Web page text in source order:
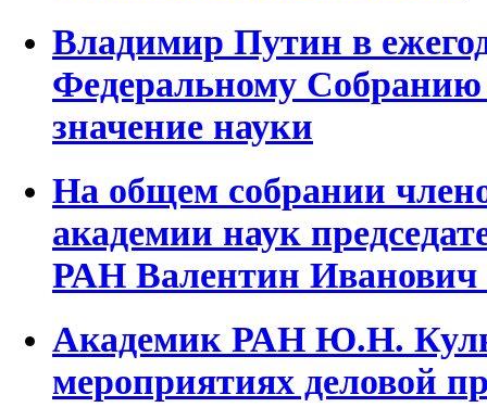
Владимир Путин в
Федеральному
значение науки
На общем собрании
академии наук
РАН Валентин Иванович
Академик РАН Ю.Н.
мероприятиях деловой